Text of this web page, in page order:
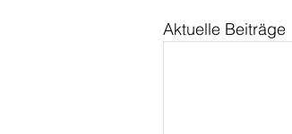
Aktuelle Beiträge